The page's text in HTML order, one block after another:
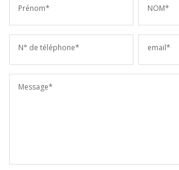
Prénom* NOM*
N° de téléphone* email*
Message*